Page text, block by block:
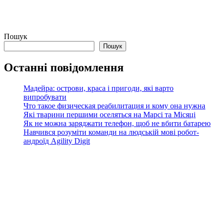
Пошук
Пошук
Останні повідомлення
Мадейра: острови, краса і пригоди, які варто
випробувати
Что такое физическая реабилитация и кому она нужна
Які тварини першими оселяться на Марсі та Місяці
Як не можна заряджати телефон, щоб не вбити батарею
Навчився розуміти команди на людській мові робот-
андроїд Agility Digit